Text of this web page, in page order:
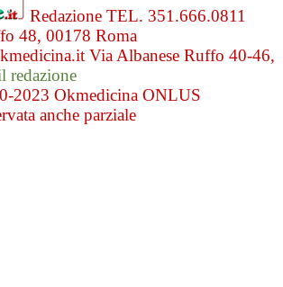
Redazione TEL. 351.666.0811
48, 00178 Roma
Via Albanese Ruffo 40-46,
redazione
2023 Okmedicina ONLUS
anche parziale